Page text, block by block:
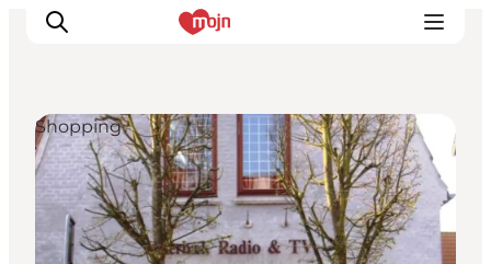
Oplevelser
Byer & Steder
Det sker
Shopping